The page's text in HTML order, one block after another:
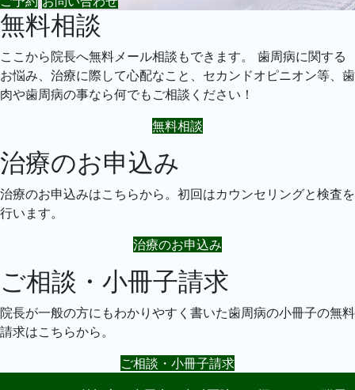
無料相談
ここから院長へ無料メール相談もできます。 歯周病に関する
お悩み、治療に際して心配なこと、セカンドオピニオン等、歯
肉や歯周病の事なら何でもご相談ください！
無料相談
治療のお申込み
治療のお申込みはこちらから。初回はカウンセリングと検査を
行います。
治療のお申込み
ご相談・小冊子請求
院長が一般の方にもわかりやすく書いた歯周病の小冊子の無料
請求はこちらから。
ご相談・小冊子請求